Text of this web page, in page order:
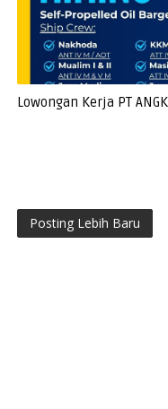
Lowongan Kerja PT
Posting Lebih Baru